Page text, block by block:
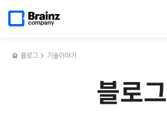
페이지로
블로그 기술이야기
블로그
하이브리드
성공하려면?
시스템)
대해서
다음
슬라이드